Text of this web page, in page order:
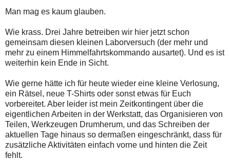
Man mag es kaum glauben.
Wie krass. Drei Jahre betreiben wir hier jetzt schon
gemeinsam diesen kleinen Laborversuch (der mehr und
mehr zu einem Himmelfahrtskommando ausartet). Und es ist
weiterhin kein Ende in Sicht.
Wie gerne hätte ich für heute wieder eine kleine Verlosung,
ein Rätsel, neue T-Shirts oder sonst etwas für Euch
vorbereitet. Aber leider ist mein Zeitkontingent über die
eigentlichen Arbeiten in der Werkstatt, das Organisieren von
Teilen, Werkzeugen Drumherum, und das Schreiben der
aktuellen Tage hinaus so dermaßen eingeschränkt, dass für
zusätzliche Aktivitäten einfach vorne und hinten die Zeit
fehlt.